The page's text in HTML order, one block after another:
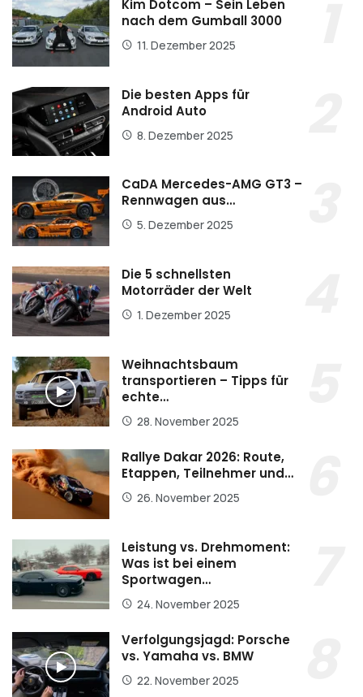
Kim Dotcom – Sein Leben
nach dem Gumball 3000
11. Dezember 2025
Die besten Apps für
Android Auto
8. Dezember 2025
CaDA Mercedes-AMG GT3 –
Rennwagen aus…
5. Dezember 2025
Die 5 schnellsten
Motorräder der Welt
1. Dezember 2025
Weihnachtsbaum
transportieren – Tipps für
echte…
28. November 2025
Rallye Dakar 2026: Route,
Etappen, Teilnehmer und…
26. November 2025
Leistung vs. Drehmoment:
Was ist bei einem
Sportwagen…
24. November 2025
Verfolgungsjagd: Porsche
vs. Yamaha vs. BMW
22. November 2025